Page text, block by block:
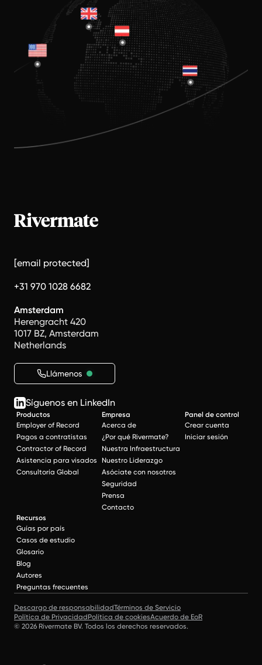
[email protected]
+31 970 1028 6682
Amsterdam
Herengracht 420
1017 BZ, Amsterdam
Netherlands
Llámenos
Síguenos en LinkedIn
Productos
Employer of Record
Pagos a contratistas
Contractor of Record
Asistencia para visados
Consultoría Global
Empresa
Acerca de
¿Por qué Rivermate?
Nuestra Infraestructura
Nuestro Liderazgo
Asóciate con nosotros
Seguridad
Prensa
Contacto
Panel de control
Crear cuenta
Iniciar sesión
Recursos
Guías por país
Casos de estudio
Glosario
Blog
Autores
Preguntas frecuentes
Descargo de responsabilidadTérminos de Servicio
Política de PrivacidadPolítica de cookiesAcuerdo de EoR
© 2026 Rivermate BV. Todos los derechos reservados.